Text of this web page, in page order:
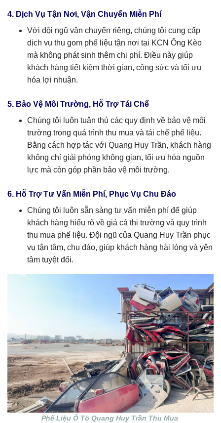
4. Dịch Vụ Tận Nơi, Vận Chuyển Miễn Phí
Với đội ngũ vận chuyển riêng, chúng tôi cung cấp
dịch vụ thu gom phế liệu tận nơi tại KCN Ông Kèo
mà không phát sinh thêm chi phí. Điều này giúp
khách hàng tiết kiệm thời gian, công sức và tối ưu
hóa lợi nhuận.
5. Bảo Vệ Môi Trường, Hỗ Trợ Tái Chế
Chúng tôi luôn tuân thủ các quy định về bảo vệ môi
trường trong quá trình thu mua và tái chế phế liệu.
Bằng cách hợp tác với Quang Huy Trần, khách hàng
không chỉ giải phóng không gian, tối ưu hóa nguồn
lực mà còn góp phần bảo vệ môi trường.
6. Hỗ Trợ Tư Vấn Miễn Phí, Phục Vụ Chu Đáo
Chúng tôi luôn sẵn sàng tư vấn miễn phí để giúp
khách hàng hiểu rõ về giá cả thị trường và quy trình
thu mua phế liệu. Đội ngũ của Quang Huy Trần phục
vụ tận tâm, chu đáo, giúp khách hàng hài lòng và yên
tâm tuyệt đối.
Phế Liệu Ô Tô Quang Huy Trần Thu Mua